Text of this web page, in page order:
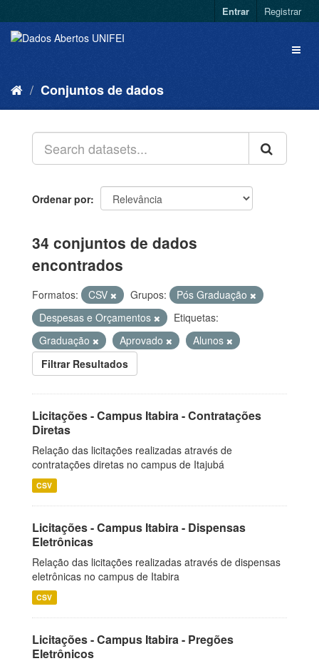
Entrar Registrar
Conjuntos de dados
Ordenar por
34 conjuntos de dados
encontrados
Formatos: CSV Grupos:
Pós Graduação
Despesas e Orçamentos
Etiquetas:
Graduação
Aprovado
Alunos
Filtrar Resultados
Licitações - Campus Itabira - Contratações
Diretas
Relação das licitações realizadas através de
contratações diretas no campus de Itajubá
CSV
Licitações - Campus Itabira - Dispensas
Eletrônicas
Relação das licitações realizadas através de dispensas
eletrônicas no campus de Itabira
CSV
Licitações - Campus Itabira - Pregões
Eletrônicos